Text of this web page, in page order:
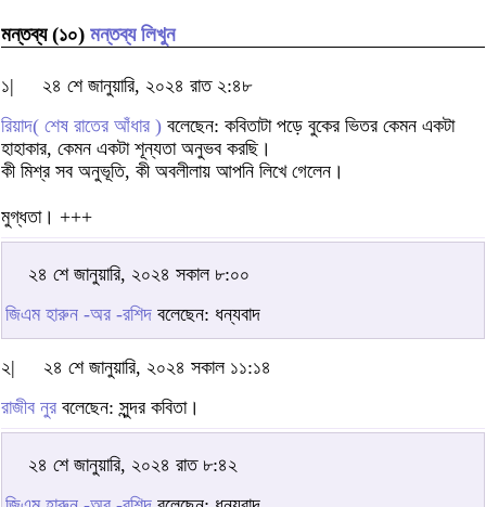
মন্তব্য (১০) মন্তব্য লিখুন
১|
২৪ শে জানুয়ারি, ২০২৪ রাত ২:৪৮
রিয়াদ( শেষ রাতের আঁধার ) বলেছেন: কবিতাটা পড়ে বুকের ভিতর কেমন একটা
হাহাকার, কেমন একটা শূন্যতা অনুভব করছি।
কী মিশ্র সব অনুভূতি, কী অবলীলায় আপনি লিখে গেলেন।
মুগ্ধতা। +++
২৪ শে জানুয়ারি, ২০২৪ সকাল ৮:০০
জিএম হারুন -অর -রশিদ বলেছেন: ধন্যবাদ
২|
২৪ শে জানুয়ারি, ২০২৪ সকাল ১১:১৪
রাজীব নুর বলেছেন: সুন্দর কবিতা।
২৪ শে জানুয়ারি, ২০২৪ রাত ৮:৪২